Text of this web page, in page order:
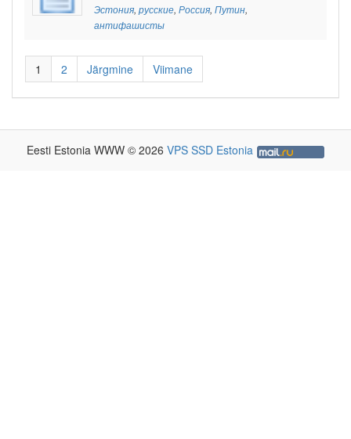
Эстония, русские, Россия, Путин,
антифашисты
1 2 Järgmine Viimane
Eesti Estonia WWW © 2026 VPS SSD Estonia